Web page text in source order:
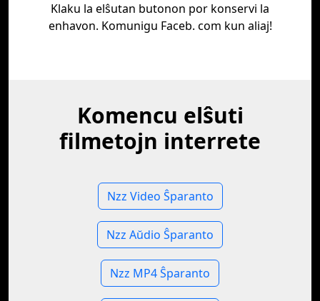
Klaku la elŝutan butonon por konservi la
enhavon. Komunigu Faceb. com kun aliaj!
Komencu elŝuti
filmetojn interrete
Nzz Video Ŝparanto
Nzz Aŭdio Ŝparanto
Nzz MP4 Ŝparanto